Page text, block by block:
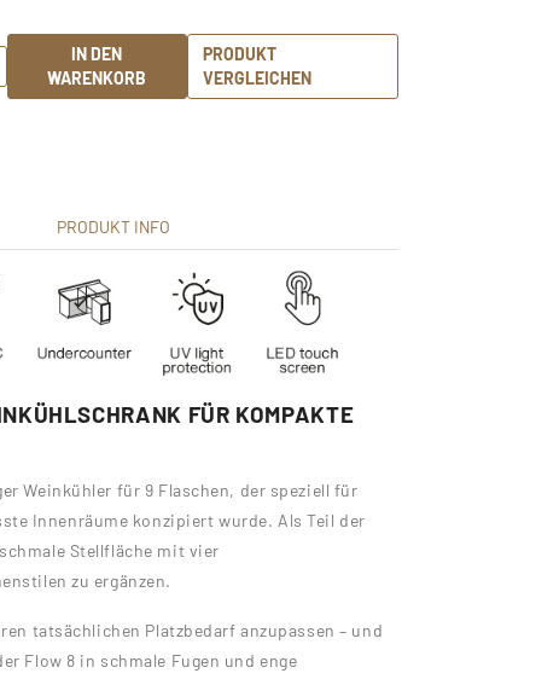
IN DEN
WARENKORB
PRODUKT
VERGLEICHEN
PRODUKT INFO
FÜR KOMPAKTE
Weinkühler für 9 Flaschen, der speziell für
Innenräume konzipiert wurde. Als Teil der
Stellfläche mit vier
zu ergänzen.
tatsächlichen Platzbedarf anzupassen – und
Flow 8 in schmale Fugen und enge